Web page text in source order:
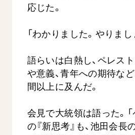
応じた。
「わかりました。やりまし
語らいは白熱し、ペレス
や意義、青年への期待な
間以上に及んだ。
会見で大統領は語った。
の『新思考』も、池田会長